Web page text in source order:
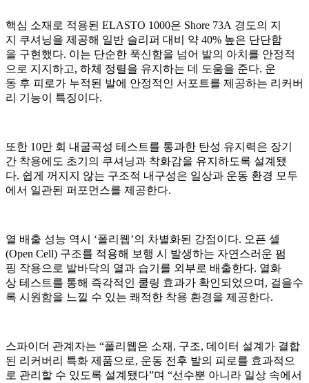
핵심 소재로 적용된 ELASTO 1000은 Shore 73A 경도의 지
지 쿠셔닝을 제공해 일반 슬리퍼 대비 약 40% 높은 단단함
을 구현했다. 이는 단순한 푹신함을 넘어 발의 아치를 안정적
으로 지지하고, 하체 정렬을 유지하는 데 도움을 준다. 운
동 후 피로가 누적된 발에 안정적인 서포트를 제공하는 리커버
리 기능이 특징이다.
또한 10만 회 내굴곡성 테스트를 통과한 탄성 유지력은 장기
간 착용에도 초기의 쿠셔닝과 착화감을 유지하도록 설계됐
다. 쉽게 꺼지지 않는 구조적 내구성은 일상과 운동 환경 모두
에서 일관된 퍼포먼스를 제공한다.
열 배출 성능 역시 ‘폴리웹’의 차별화된 강점이다. 오픈 셀
(Open Cell) 구조를 적용해 보행 시 발생하는 자연스러운 펌
핑 작용으로 발바닥의 열과 습기를 외부로 배출한다. 열화
상 테스트를 통해 즉각적인 쿨링 효과가 확인되었으며, 걸을수
록 시원함을 느낄 수 있는 쾌적한 착용 환경을 제공한다.
스파이더 관계자는 “폴리웹은 소재, 구조, 데이터 설계가 결합
된 리커버리 특화 제품으로, 운동 전후 발의 피로를 효과적으
로 관리할 수 있도록 설계됐다”며 “선수뿐 아니라 일상 속에서